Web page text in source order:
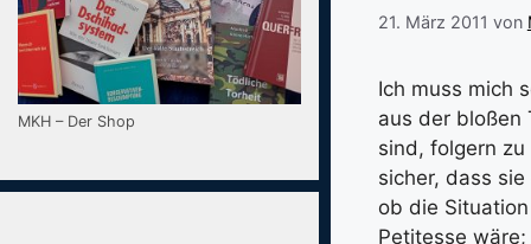
21. März 2011 von
Ich muss mich
aus der bloßen
sind, folgern
sicher, dass
ob die
Petitesse
MKH – Der Shop